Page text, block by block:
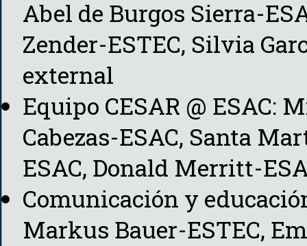
Abel de Burgos Sierra-
Zender-ESTEC, Silvia
external
Equipo CESAR @ ESAC:
Cabezas-ESAC, Santa
ESAC, Donald Merritt-
Comunicación y
Markus Bauer-ESTEC,